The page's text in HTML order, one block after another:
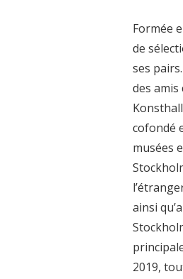
Formée
de
ses
des
cofondé
musées
ainsi
2019,